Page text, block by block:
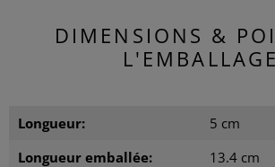
DIMENSIONS &
L'EMBALLAGE
Longueur:
5 cm
Longueur emballée:
13.4 cm